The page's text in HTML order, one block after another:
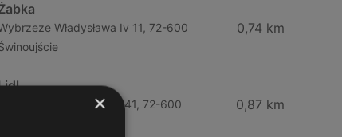
Władysława Iv 11, 72-600
0,74 km
Ul. Bohaterów Września 41, 72-600
0,87 km
×